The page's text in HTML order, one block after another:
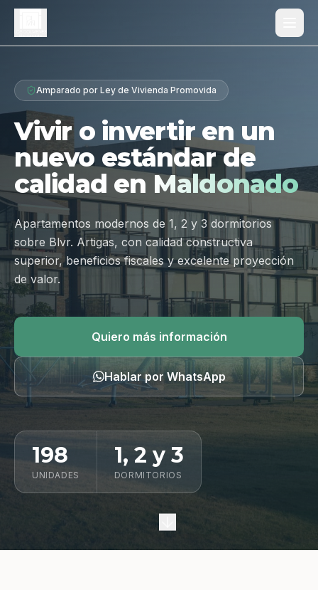
Proyecto
Diferenciales
Tipologías
Galería
Ubicación
Contacto
Hablar por WhatsApp
Amparado por Ley de Vivienda Promovida
Vivir o invertir en un
nuevo estándar de
calidad en Maldonado
Apartamentos modernos de 1, 2 y 3 dormitorios
sobre Blvr. Artigas, con calidad constructiva
superior, beneficios fiscales y excelente proyección
de valor.
Quiero más información
Hablar por WhatsApp
198
UNIDADES
1, 2 y 3
DORMITORIOS